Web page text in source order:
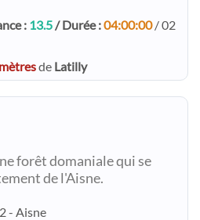
: 13.5/ Durée :04:00:00/ 02
de Latilly
forêt domaniale qui se
de l'Aisne.
- Aisne